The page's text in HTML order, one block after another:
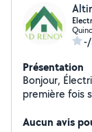
Présentation
Bonjour, Électricien de métier je m'inscrit pour la
première fois
professionnel
Aucun avis